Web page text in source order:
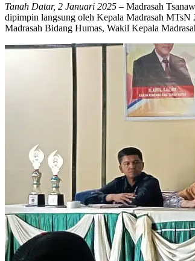
Tanah Datar, 2 Januari 2025 – Madrasah
dipimpin langsung oleh Kepala Madrasah
Madrasah Bidang Humas, Wakil Kepala